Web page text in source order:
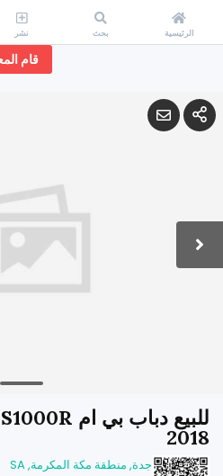
قام
للبيع دباب بي ام S1000R
2018
جدة, منطقة مكة المكرمة, SA
الرئيسية بحث نشر